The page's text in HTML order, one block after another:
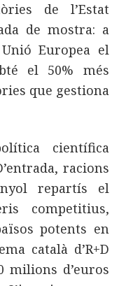
de l’Estat
de mostra: a
Europea el
el 50% més
que gestiona
científica
racions
repartís el
competitius,
potents en
català d’R+D
milions d’euros